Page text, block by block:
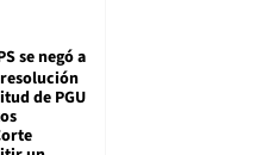
se negó a
de PGU